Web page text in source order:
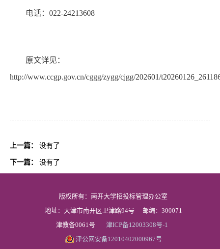
电话： 022-24213608
原文详见：
http://www.ccgp.gov.cn/cggg/zygg/cjgg/202601/
上一篇： 没有了
下一篇： 没有了
版权所有：南开大学招投标管理办公室
地址：天津市南开区卫津路94号
邮编：300071
津教备0061号
津ICP备12003308号-1
津公网安备12010402000967号